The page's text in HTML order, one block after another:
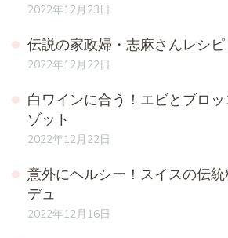
2022年12月23日
伝説の家政婦・志麻さんレシ
2022年12月22日
白ワインに合う！エビとブロ
ゾット
2022年12月22日
意外にヘルシー！スイスの伝
デュ
2022年12月16日